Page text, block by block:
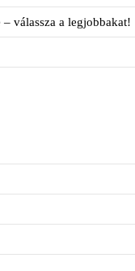
válassza a legjobbakat!